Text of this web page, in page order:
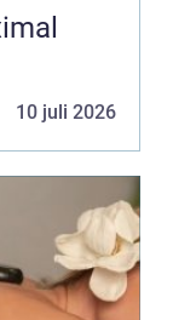
10 juli 2026